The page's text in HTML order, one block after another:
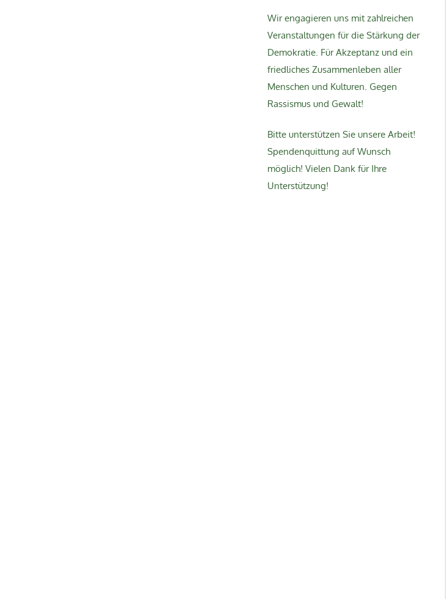
Wir engagieren uns mit zahlreichen
Veranstaltungen für die Stärkung der
Demokratie. Für Akzeptanz und ein
friedliches Zusammenleben aller
Menschen und Kulturen. Gegen
Rassismus und Gewalt!
Bitte unterstützen Sie unsere Arbeit!
Spendenquittung auf Wunsch
möglich! Vielen Dank für Ihre
Unterstützung!